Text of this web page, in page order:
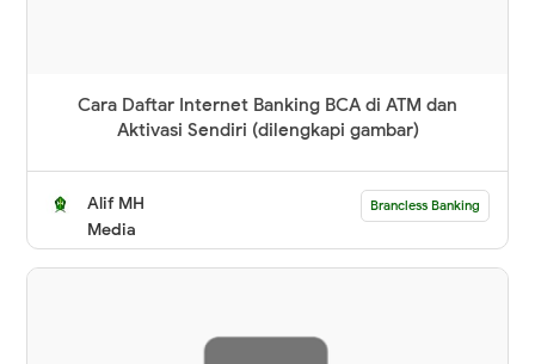
Cara Daftar Internet Banking BCA di ATM dan
Aktivasi Sendiri (dilengkapi gambar)
Alif MH
Media
Brancless Banking